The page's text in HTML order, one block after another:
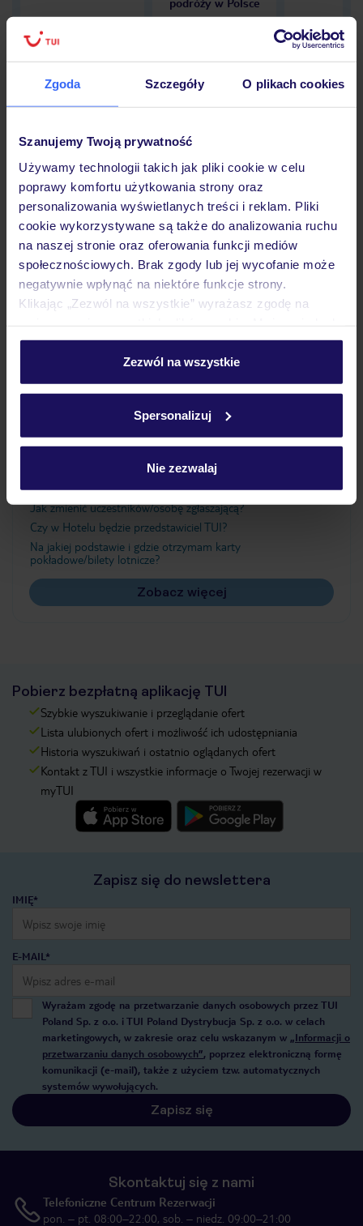
Zgoda Szczegóły O plikach cookies
Szanujemy Twoją prywatność
Używamy technologii takich jak pliki cookie w celu
poprawy komfortu użytkowania strony oraz
personalizowania wyświetlanych treści i reklam. Pliki
cookie wykorzystywane są także do analizowania ruchu
na naszej stronie oraz oferowania funkcji mediów
społecznościowych. Brak zgody lub jej wycofanie może
negatywnie wpłynąć na niektóre funkcje strony.
Klikając „Zezwól na wszystkie” wyrażasz zgodę na
personalizować swój wybór wchodząc w zakładkę
Szczegółowe informacje o plikach cookie znajdziesz
Zezwól na wszystkie
Spersonalizuj
Nie zezwalaj
Hotel
Opinie
Pokoje
Wyżywienie
Ważne informacje
Jak zmienić uczestników/osobę zgłaszającą?
Czy w Hotelu będzie przedstawiciel TUI?
Na jakiej podstawie i gdzie otrzymam karty
pokładowe/bilety lotnicze?
Zobacz więcej
Pobierz bezpłatną aplikację TUI
Szybkie wyszukiwanie i przeglądanie ofert
Lista ulubionych ofert i możliwość ich udostępniania
Historia wyszukiwań i ostatnio oglądanych ofert
Kontakt z TUI i wszystkie informacje o Twojej rezerwacji w
myTUI
Zapisz się do newslettera
IMIĘ*
E-MAIL*
Wyrażam zgodę na przetwarzanie danych osobowych przez TUI
Poland Sp. z o.o. i TUI Poland Dystrybucja Sp. z o.o. w celach
marketingowych, w zakresie oraz celu wskazanym w „Informacji o
przetwarzaniu danych osobowych”, poprzez elektroniczną formę
komunikacji (e-mail), także z użyciem tzw. automatycznych
systemów wywołujących.
Zapisz się
Skontaktuj się z nami
Telefoniczne Centrum Rezerwacji
pon. – pt. 08:00–22:00, sob. – niedz. 09:00–21:00